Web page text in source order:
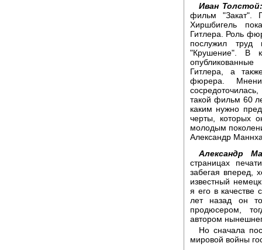
Иван Толстой:
фильм "Закат".
Хиршбигель
Гитлера. Роль
послужил труд
"Крушение". В
Гитлера, а
фюрера.
такой фильм 60
каким нужно
черты, которых
молодым
Александр
Александр
страницах
забегая вперед,
известный
я его в качестве
лет назад он
продюсером,
автором
Но сначала
мировой войны